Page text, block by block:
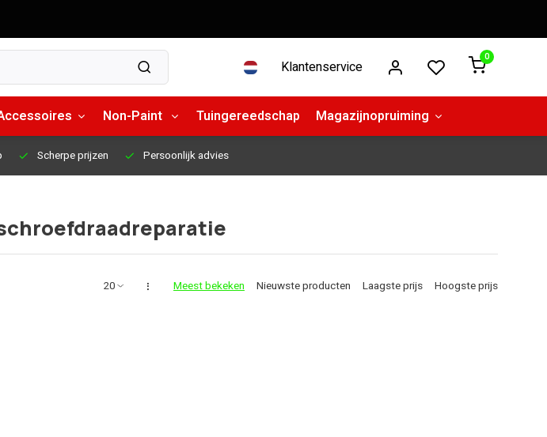
Klantenservice
0
Non-Paint Tuingereedschap Magazijnopruiming
Scherpe prijzen Persoonlijk advies
Meest bekeken Nieuwste producten Laagste prijs Hoogste prijs